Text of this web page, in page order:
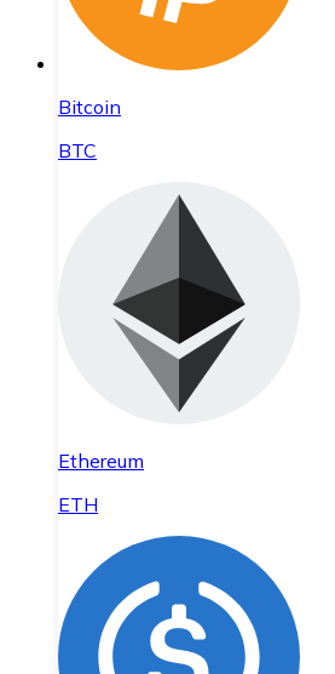
Bitcoin
BTC
Ethereum
ETH